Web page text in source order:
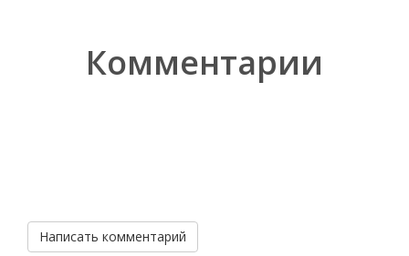
Комментарии
Написать комментарий